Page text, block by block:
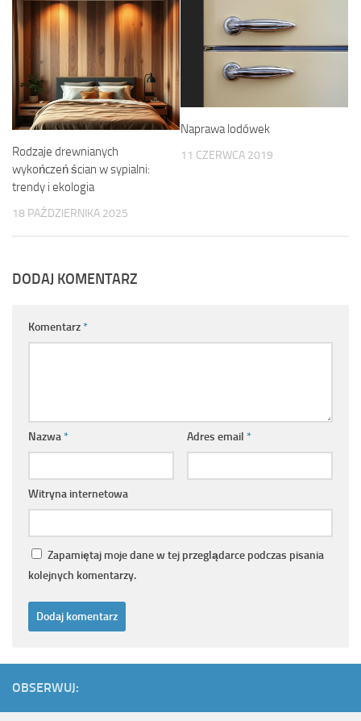
Rodzaje drewnianych
wykończeń ścian w sypialni:
trendy i ekologia
18 PAŹDZIERNIKA 2025
Naprawa lodówek
11 CZERWCA 2019
DODAJ KOMENTARZ
Komentarz*
Nazwa* Adres email *
Witryna internetowa
Zapamiętaj moje dane w tej przeglądarce podczas pisania
kolejnych komentarzy.
OBSERWUJ: